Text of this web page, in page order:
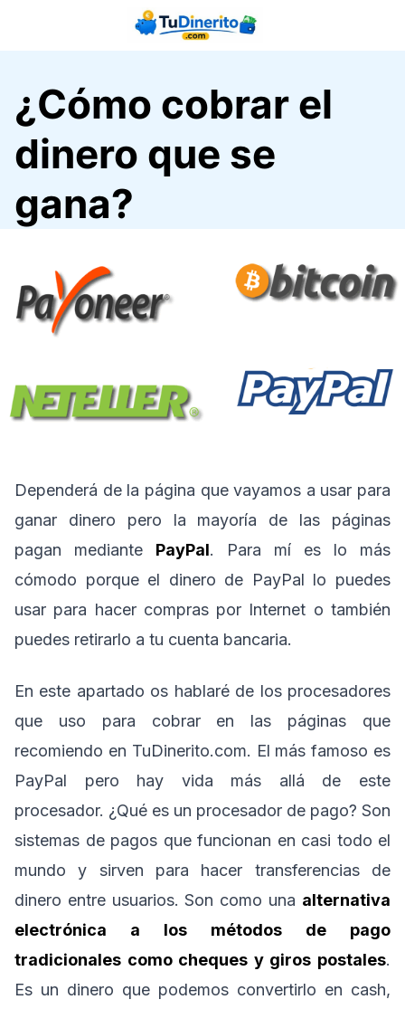
¿Cómo cobrar el
dinero que se
gana?
Dependerá de la página que vayamos a usar para
ganar dinero pero la mayoría de las páginas
pagan mediante PayPal. Para mí es lo más
cómodo porque el dinero de PayPal lo puedes
usar para hacer compras por Internet o también
puedes retirarlo a tu cuenta bancaria.
En este apartado os hablaré de los procesadores
que uso para cobrar en las páginas que
recomiendo en TuDinerito.com. El más famoso es
PayPal pero hay vida más allá de este
procesador. ¿Qué es un procesador de pago? Son
sistemas de pagos que funcionan en casi todo el
mundo y sirven para hacer transferencias de
dinero entre usuarios. Son como una alternativa
electrónica a los métodos de pago
tradicionales como cheques y giros postales.
Es un dinero que podemos convertirlo en cash,